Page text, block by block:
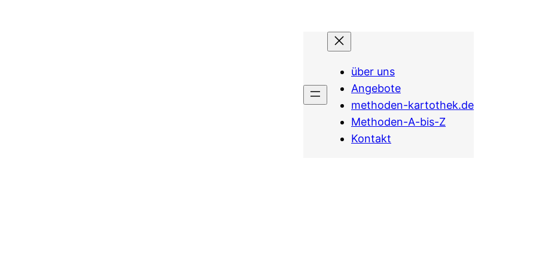
über uns
Angebote
methoden-kartothek.de
Methoden-A-bis-Z
Kontakt